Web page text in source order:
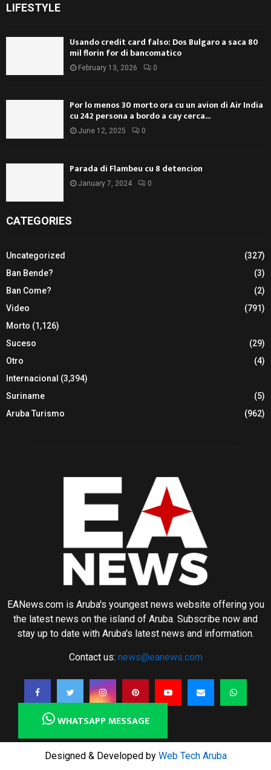
LIFESTYLE
Usando credit card falso: Dos Bulgaro a saca 80
mil florin for di bancomatico
February 13, 2026 0
Por lo menos 30 morto ora cu un avion di Air India
cu 242 persona a bordo a cay cerca...
June 12, 2025 0
Parada di Flambeu cu 8 detencion
January 7, 2024 0
CATEGORIES
Uncategorized
(327)
Ban Bende?
(3)
Ban Come?
(2)
Video
(791)
Morto (1,126)
Suceso
(29)
Otro
(4)
Internacional (3,394)
Suriname
(5)
Aruba Turismo
(962)
EANews.com is Aruba's youngest news website offering you
the latest news on the island of Aruba. Subscribe now and
stay up to date with Aruba's latest news and information.
Contact us: news@eanews.com
Designed & Developed by Web Tech Aruba
WHATSAPP MESSAGE